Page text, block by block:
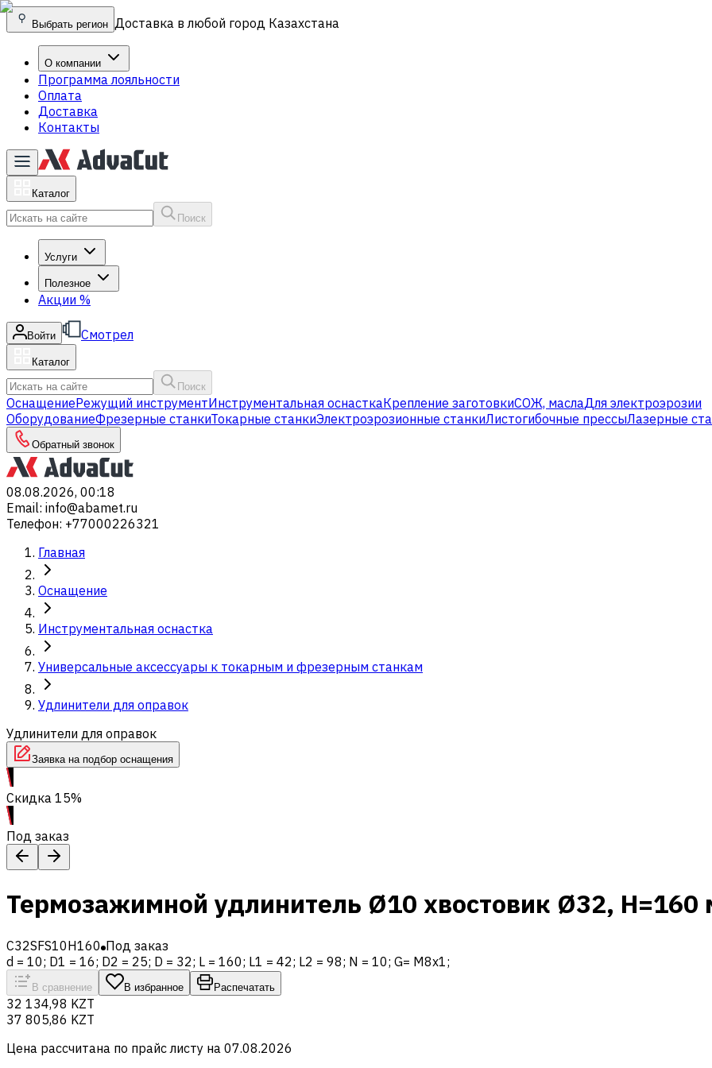
Выбрать регион Доставка в любой город Казахстана
О компании
Программа лояльности
Оплата
Доставка
Контакты
Каталог
Поиск
Услуги
Полезное
Акции %
Войти Смотрел
Каталог
Поиск
ОснащениеРежущий инструментИнструментальная оснасткаКрепление заготовкиСОЖ, маслаДля электроэрозии
ОборудованиеФрезерные станкиТокарные станкиЭлектроэрозионные станкиЛистогибочные прессыЛазерные
Обратный звонок
08.08.2026, 00:18
Email: info@abamet.ru
Телефон: +77000226321
Главная
Оснащение
Инструментальная оснастка
Универсальные аксессуары к токарным и фрезерным станкам
Удлинители для оправок
Удлинители для оправок
Заявка на подбор оснащения
Скидка 15%
Под заказ
Термозажимной удлинитель Ø10 хвостовик Ø32, H=160
C32SFS10H160 Под заказ
d = 10; D1 = 16; D2 = 25; D = 32; L = 160; L1 = 42; L2 = 98; N = 10; G= M8x1;
В сравнение В избранное Распечатать
32 134,98 KZT
37 805,86 KZT
Цена рассчитана по прайс листу на 07.08.2026